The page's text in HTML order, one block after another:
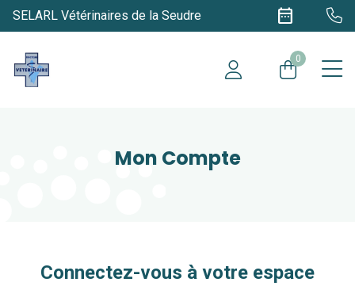
SELARL Vétérinaires de la Seudre date_range
0
Mon Compte
Connectez-vous à votre espace